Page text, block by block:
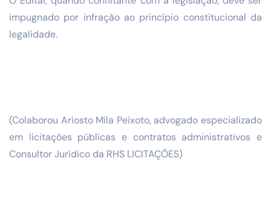
impugnado por infração ao princípio constitucional da
legalidade.
(Colaborou Ariosto Mila Peixoto, advogado especializado
em licitações públicas e contratos administrativos e
Consultor Jurídico da RHS LICITAÇÕES)